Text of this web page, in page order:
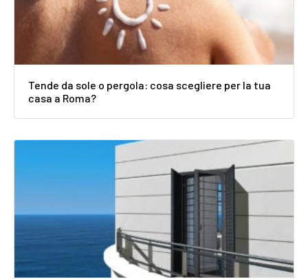
Tende da sole o pergola: cosa scegliere per la tua
casa a Roma?